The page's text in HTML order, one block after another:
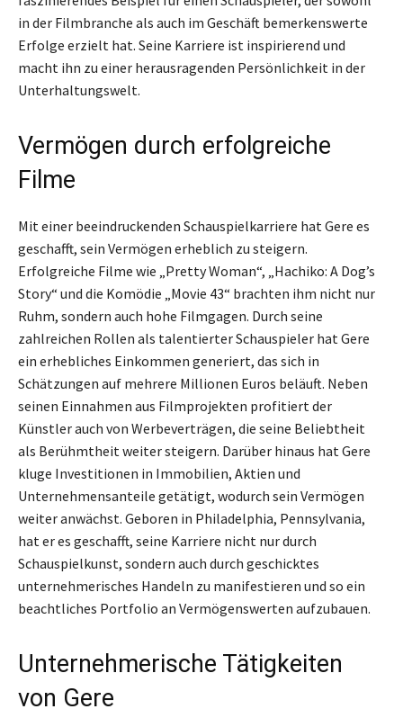
in der Filmbranche als auch im Geschäft bemerkenswerte
Erfolge erzielt hat. Seine Karriere ist inspirierend und
macht ihn zu einer herausragenden Persönlichkeit in der
Unterhaltungswelt.
Vermögen durch erfolgreiche
Filme
Mit einer beeindruckenden Schauspielkarriere hat Gere es
geschafft, sein Vermögen erheblich zu steigern.
Erfolgreiche Filme wie „Pretty Woman“, „Hachiko: A Dog’s
Story“ und die Komödie „Movie 43“ brachten ihm nicht nur
Ruhm, sondern auch hohe Filmgagen. Durch seine
zahlreichen Rollen als talentierter Schauspieler hat Gere
ein erhebliches Einkommen generiert, das sich in
Schätzungen auf mehrere Millionen Euros beläuft. Neben
seinen Einnahmen aus Filmprojekten profitiert der
Künstler auch von Werbeverträgen, die seine Beliebtheit
als Berühmtheit weiter steigern. Darüber hinaus hat Gere
kluge Investitionen in Immobilien, Aktien und
Unternehmensanteile getätigt, wodurch sein Vermögen
weiter anwächst. Geboren in Philadelphia, Pennsylvania,
hat er es geschafft, seine Karriere nicht nur durch
Schauspielkunst, sondern auch durch geschicktes
unternehmerisches Handeln zu manifestieren und so ein
beachtliches Portfolio an Vermögenswerten aufzubauen.
Unternehmerische Tätigkeiten
von Gere